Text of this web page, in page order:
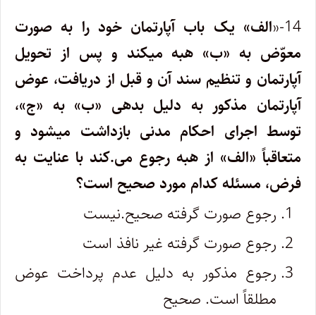
14-« الف» یک باب آپارتمان خود را به صورت
معوّض به «ب» هبه میکند و پس از تحویل
آپارتمان و تنظیم سند آن و قبل از دریافت، عوض
آپارتمان مذکور به دلیل بدهی «ب» به «ج»،
توسط اجرای احکام مدنی بازداشت میشود و
متعاقباً «الف» از هبه رجوع می.کند با عنایت به
فرض، مسئله کدام مورد صحیح است؟
رجوع صورت گرفته صحیح.نیست
رجوع صورت گرفته غیر نافذ است
رجوع مذکور به دلیل عدم پرداخت عوض
مطلقاً است. صحیح